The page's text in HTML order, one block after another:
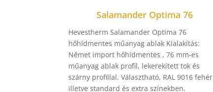
Salamander Optima 76
Hevestherm Salamander Optima 76
hőhídmentes műanyag ablak Kialakítás:
Német import hőhídmentes , 76 mm-es
műanyag ablak profil, lekerekített tok és
szárny profillal. Választható, RAL 9016 fehér
illetve standard és extra színekben,